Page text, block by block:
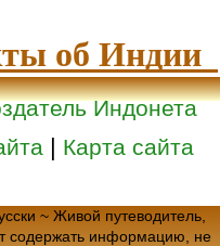
об Индии
Индонета
| Карта сайта
~ Живой путеводитель,
содержать информацию, не